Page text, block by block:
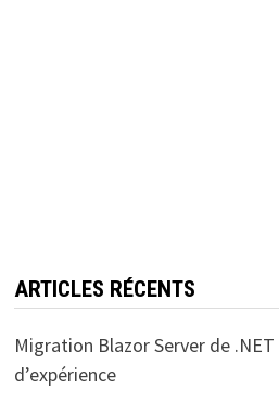
ARTICLES RÉCENTS
Migration Blazor Server de
d’expérience